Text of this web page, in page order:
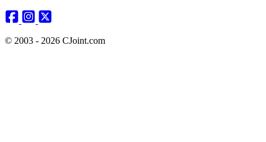
© 2003 - 2026 CJoint.com